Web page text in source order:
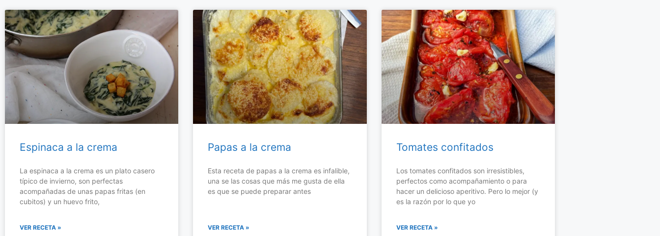
Espinaca a la crema
La espinaca a la crema es un plato casero
típico de invierno, son perfectas
acompañadas de unas papas fritas (en
cubitos) y un huevo frito,
VER RECETA »
Papas a la crema
Esta receta de papas a la crema es infalible,
una se las cosas que más me gusta de ella
es que se puede preparar antes
VER RECETA »
Tomates confitados
Los tomates confitados son irresistibles,
perfectos como acompañamiento o para
hacer un delicioso aperitivo. Pero lo mejor (y
es la razón por lo que yo
VER RECETA »